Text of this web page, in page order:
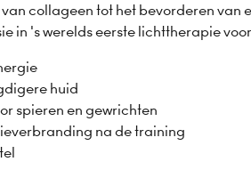
collageen tot het bevorderen
in 's werelds eerste lichttherapie
huid
spieren en gewrichten
na de training